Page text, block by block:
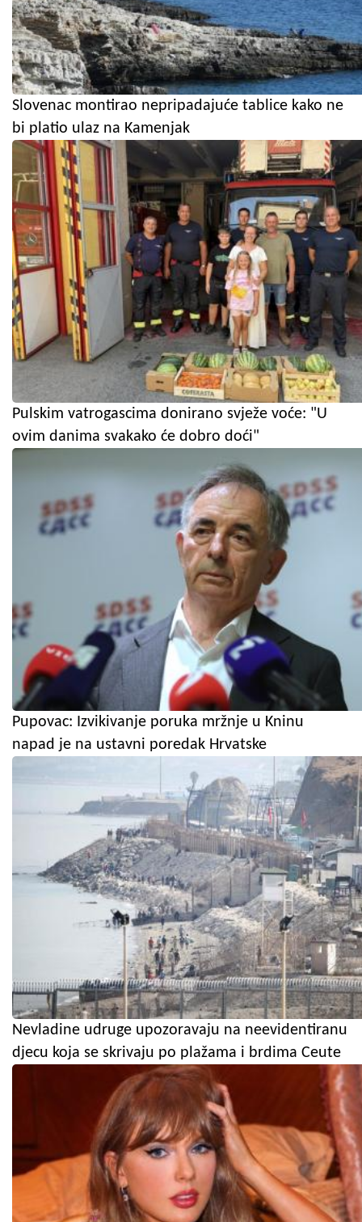
Slovenac montirao nepripadajuće tablice kako ne
bi platio ulaz na Kamenjak
Pulskim vatrogascima donirano svježe voće: "U
ovim danima svakako će dobro doći"
Pupovac: Izvikivanje poruka mržnje u Kninu
napad je na ustavni poredak Hrvatske
Nevladine udruge upozoravaju na neevidentiranu
djecu koja se skrivaju po plažama i brdima Ceute